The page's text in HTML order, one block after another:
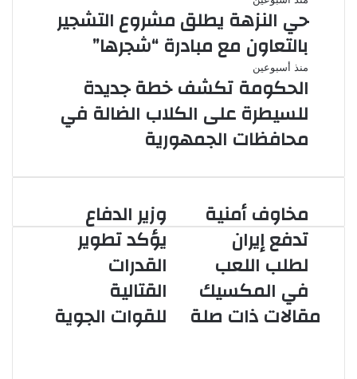
حي النزهة يطلق مشروع التشجير
بالتعاون مع مبادرة “شجرها”
منذ أسبوعين
الحكومة تكشف خطة جديدة
للسيطرة على الكلاب الضالة في
محافظات الجمهورية
وزير
الدفاع
يؤكد
تطوير
القدرات
القتالية
للقوات
الجوية
وزير الدفاع
يؤكد تطوير
القدرات
القتالية
للقوات الجوية
مخاوف
أمنية
تدفع
إيران
اللعب
في
المكسيك
مخاوف أمنية
تدفع إيران
لطلب اللعب
في المكسيك
مقالات ذات صلة